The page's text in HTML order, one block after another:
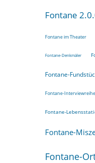
Fontane
Fontane im Theater
Fontane-Denkmäler
Fontane-
Fontane-Interviewreihe
Fontane-
Fontane-
Fontane-